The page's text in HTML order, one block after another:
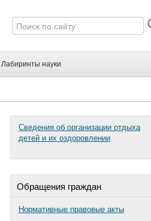
Лабиринты науки
Сведения об организации отдыха
детей и их оздоровлении
Обращения граждан
Нормативные правовые акты